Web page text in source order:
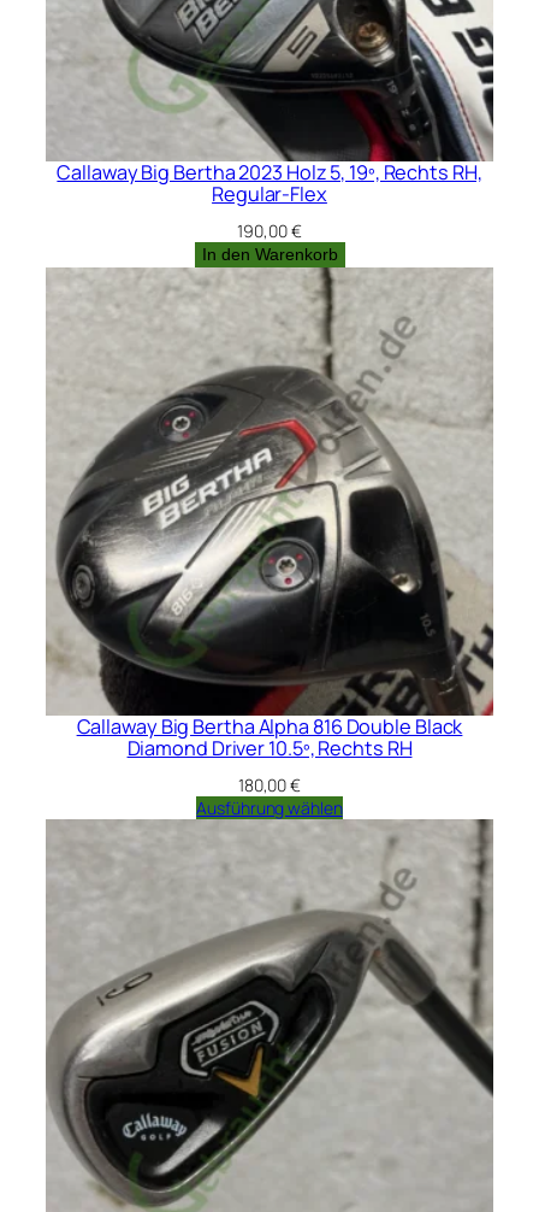
Callaway Big Bertha 2023 Holz 5, 19º, Rechts RH,
Regular-Flex
190,00€
In den Warenkorb
Callaway Big Bertha Alpha 816 Double Black
Diamond Driver 10.5º, Rechts RH
180,00€
Ausführung wählen